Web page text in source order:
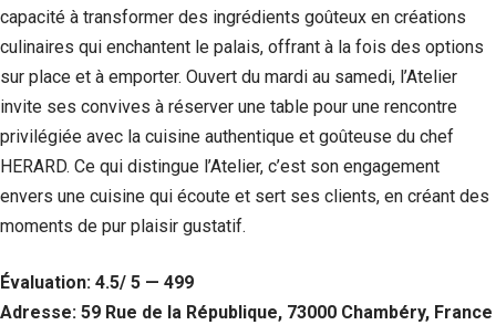
capacité à transformer des ingrédients goûteux en créations
culinaires qui enchantent le palais, offrant à la fois des options
sur place et à emporter. Ouvert du mardi au samedi, l’Atelier
invite ses convives à réserver une table pour une rencontre
privilégiée avec la cuisine authentique et goûteuse du chef
HERARD. Ce qui distingue l’Atelier, c’est son engagement
envers une cuisine qui écoute et sert ses clients, en créant des
moments de pur plaisir gustatif.
Évaluation: 4.5/ 5 — 499
Adresse: 59 Rue de la République, 73000 Chambéry, France